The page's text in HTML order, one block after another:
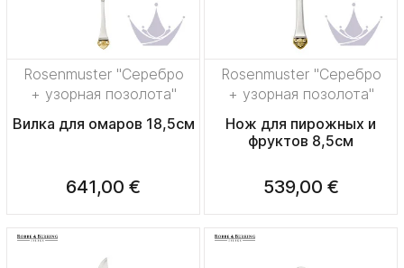
Rosenmuster "Серебро
+ узорная позолота"
Вилка для омаров 18,5см
641,00 €
Rosenmuster "Серебро
+ узорная позолота"
Нож для пирожных и
фруктов 8,5см
539,00 €